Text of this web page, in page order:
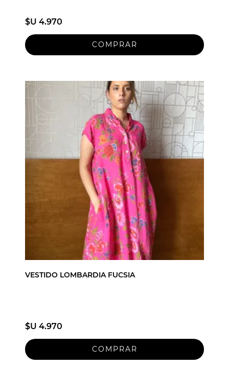
$U 4.970
VESTIDO LOMBARDIA FUCSIA
$U 4.970